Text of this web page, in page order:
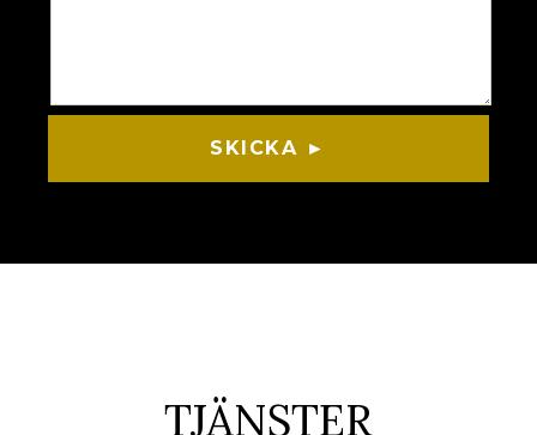
SKICKA ►
TJÄNSTER